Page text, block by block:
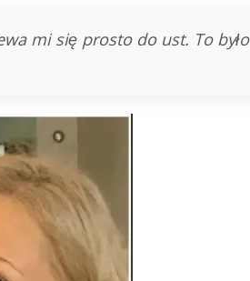
mi się prosto do ust. To było